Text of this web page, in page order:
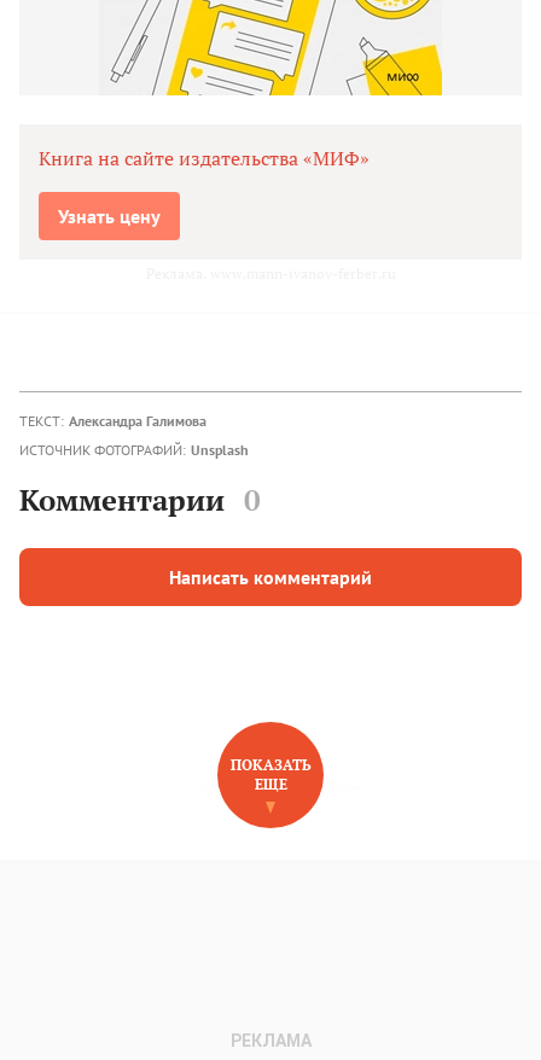
Книга на сайте издательства «МИФ»
Узнать цену
ТЕКСТ: Александра Галимова
ИСТОЧНИК ФОТОГРАФИЙ: Unsplash
Комментарии 0
Написать комментарий
НОВОЕ НА САЙТЕ
ПОКАЗАТЬ
ЕЩЕ